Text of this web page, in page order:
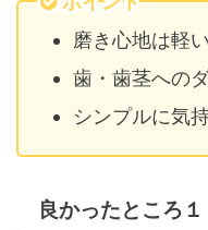
磨き心地は軽い
歯・歯茎への
シンプルに気
良かったところ１